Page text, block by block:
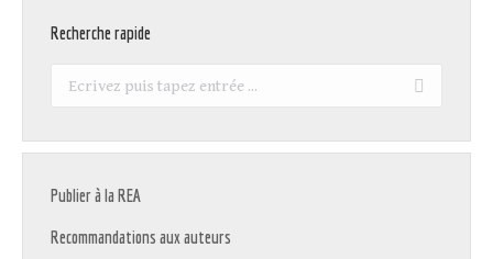
Recherche rapide
Recherche
Publier à la REA
Recommandations aux auteurs